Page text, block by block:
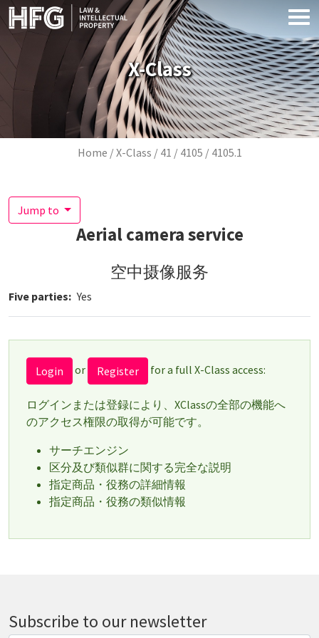
Skip to main content
X-Class
Breadcrumb
Home X-Class 41 4105 4105.1
Jump to
Aerial camera service
空中摄像服务
Five parties Yes
Login or Register for a full X-Class access:
ログインまたは登録により、XClassの全部の機能へ
のアクセス権限の取得が可能です。
サーチエンジン
区分及び類似群に関する完全な説明
指定商品・役務の詳細情報
指定商品・役務の類似情報
Subscribe to our newsletter